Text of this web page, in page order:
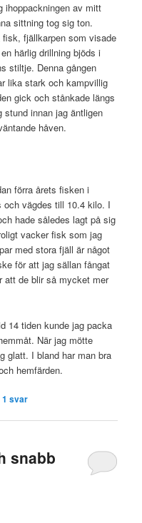
ihoppackningen av mitt
sittning tog sig ton.
fjällkarpen som visade
härlig drillning bjöds i
stiltje. Denna gången
lika stark och kampvillig
gick och stånkade längs
stund innan jag äntligen
håven.
förra årets fisken i
vägdes till 10.4 kilo. I
hade således lagt på sig
vacker fisk som jag
med stora fjäll är något
för att jag sällan fångat
att de blir så mycket mer
14 tiden kunde jag packa
När jag mötte
glatt. I bland har man bra
hemfärden.
1 svar
snabb